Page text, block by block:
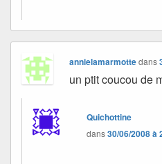
annielamarmottedans
un ptit coucou
Quichottine
dans30/06/2008 à